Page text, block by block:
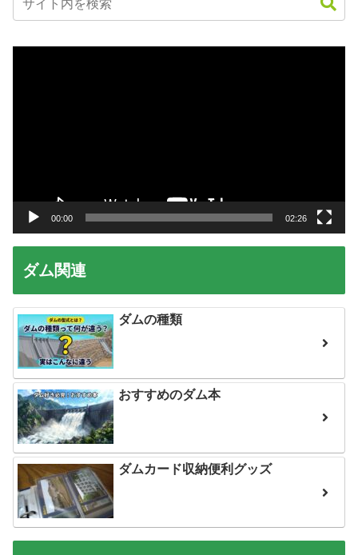
00:00 02:26
ダム関連
ダムの種類
おすすめのダム本
ダムカード収納便利グッズ